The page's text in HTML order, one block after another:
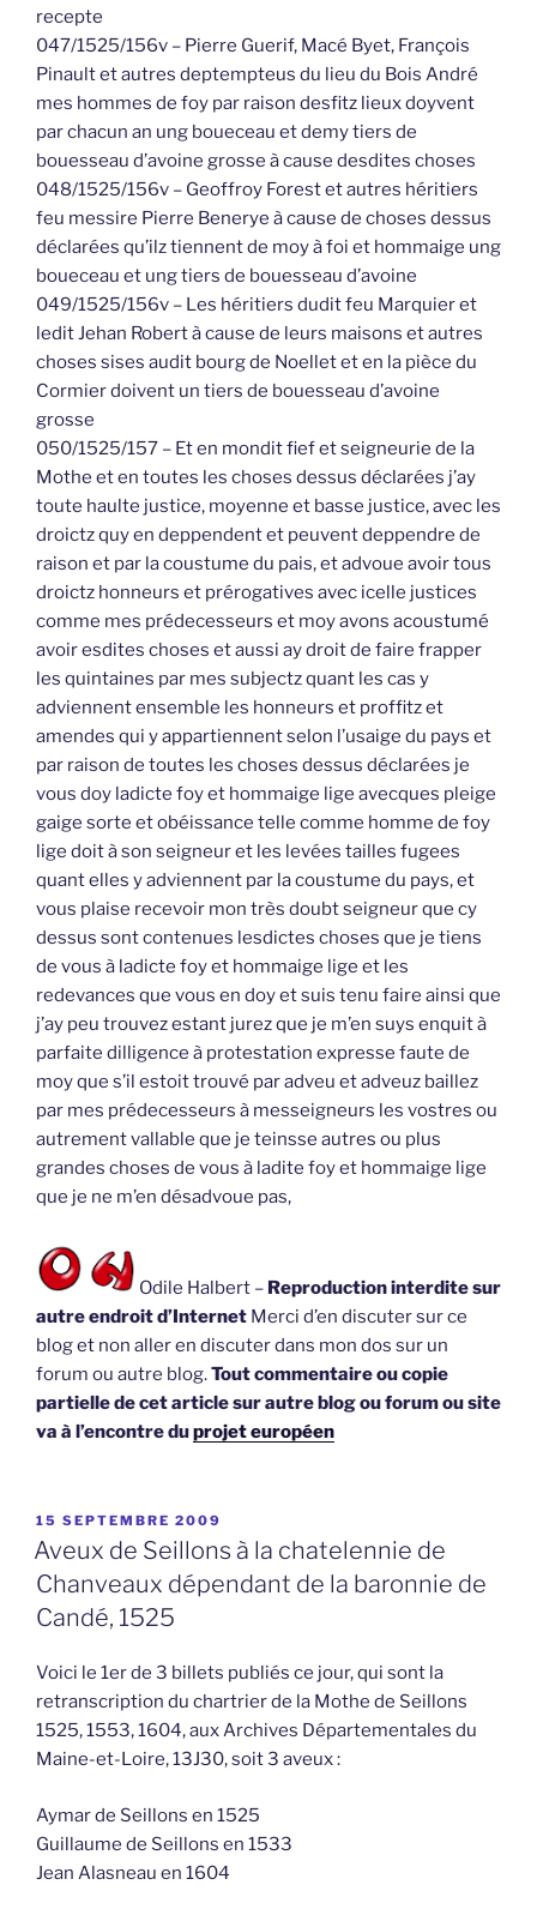
recepte
047/1525/156v – Pierre Guerif, Macé Byet, François
Pinault et autres deptempteus du lieu du Bois André
mes hommes de foy par raison desfitz lieux doyvent
par chacun an ung boueceau et demy tiers de
bouesseau d’avoine grosse à cause desdites choses
048/1525/156v – Geoffroy Forest et autres héritiers
feu messire Pierre Benerye à cause de choses dessus
déclarées qu’ilz tiennent de moy à foi et hommaige ung
boueceau et ung tiers de bouesseau d’avoine
049/1525/156v – Les héritiers dudit feu Marquier et
ledit Jehan Robert à cause de leurs maisons et autres
choses sises audit bourg de Noellet et en la pièce du
Cormier doivent un tiers de bouesseau d’avoine
grosse
050/1525/157 – Et en mondit fief et seigneurie de la
Mothe et en toutes les choses dessus déclarées j’ay
toute haulte justice, moyenne et basse justice, avec les
droictz quy en deppendent et peuvent deppendre de
raison et par la coustume du pais, et advoue avoir tous
droictz honneurs et prérogatives avec icelle justices
comme mes prédecesseurs et moy avons acoustumé
avoir esdites choses et aussi ay droit de faire frapper
les quintaines par mes subjectz quant les cas y
adviennent ensemble les honneurs et proffitz et
amendes qui y appartiennent selon l’usaige du pays et
par raison de toutes les choses dessus déclarées je
vous doy ladicte foy et hommaige lige avecques pleige
gaige sorte et obéissance telle comme homme de foy
lige doit à son seigneur et les levées tailles fugees
quant elles y adviennent par la coustume du pays, et
vous plaise recevoir mon très doubt seigneur que cy
dessus sont contenues lesdictes choses que je tiens
de vous à ladicte foy et hommaige lige et les
redevances que vous en doy et suis tenu faire ainsi que
j’ay peu trouvez estant jurez que je m’en suys enquit à
parfaite dilligence à protestation expresse faute de
moy que s’il estoit trouvé par adveu et adveuz baillez
par mes prédecesseurs à messeigneurs les vostres ou
autrement vallable que je teinsse autres ou plus
grandes choses de vous à ladite foy et hommaige lige
que je ne m’en désadvoue pas,
Odile Halbert – Reproduction interdite sur
autre endroit d’Internet Merci d’en discuter sur ce
blog et non aller en discuter dans mon dos sur un
forum ou autre blog.Tout commentaire ou copie
partielle de cet article sur autre blog ou forum ou site
va à l’encontre duprojet européen
PUBLIÉ
LE
15 SEPTEMBRE 2009
Aveux de Seillons à la chatelennie de
Chanveaux dépendant de la baronnie de
Candé, 1525
Voici le 1er de 3 billets publiés ce jour, qui sont la
retranscription du chartrier de la Mothe de Seillons
1525, 1553, 1604, aux Archives Départementales du
Maine-et-Loire, 13J30, soit 3 aveux :
Aymar de Seillons en 1525
Guillaume de Seillons en 1533
Jean Alasneau en 1604